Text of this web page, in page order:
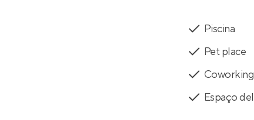
Piscina
Pet place
Coworking
Espaço